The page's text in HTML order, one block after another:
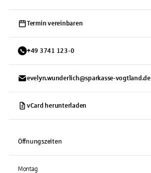
Termin vereinbaren
+49 3741 123-0
evelyn.wunderlich@sparkasse-vogtland.de
vCard herunterladen
Öffnungszeiten
Montag